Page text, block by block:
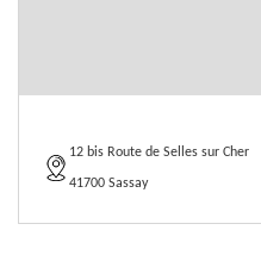
12 bis Route de Selles sur Cher
41700 Sassay